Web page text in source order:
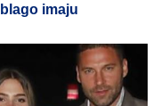
imaju